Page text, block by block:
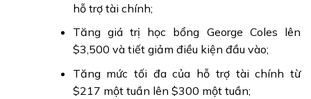
hỗ trợ tài chính;
Tăng giá trị học bổng George Coles lên
$3,500 và tiết giảm điều kiện đầu vào;
Tăng mức tối đa của hỗ trợ tài chính từ
$217 một tuần lên $300 một tuần;